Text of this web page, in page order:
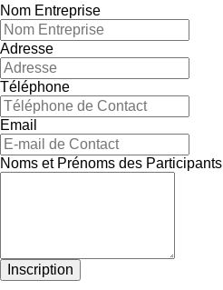
Nom Entreprise
Adresse
Téléphone
Email
Noms et Prénoms des Participants
Inscription